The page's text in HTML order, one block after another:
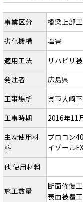
事業区分
橋梁上部工
劣化機構
塩害
適用工法
リハビリ
発注者
広島県
工事場所
呉市大崎
工事時期
2016年11
主な使用材
料
プロコン
イゾール
他 使用材料
施工数量 断面修復
表面被覆